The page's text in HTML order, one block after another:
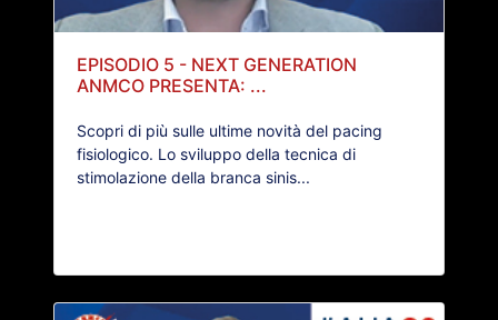
EPISODIO 5 - NEXT GENERATION
ANMCO PRESENTA: ...
Scopri di più sulle ultime novità del pacing
fisiologico. Lo sviluppo della tecnica di
stimolazione della branca sinis...